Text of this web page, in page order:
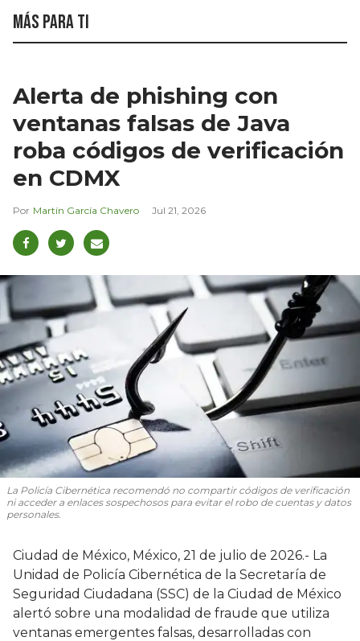
Más para ti
Alerta de phishing con
ventanas falsas de Java
roba códigos de verificación
en CDMX
Martín García Chavero Jul 21, 2026
La Policía Cibernética recomendó no compartir códigos de verificación
ni acceder a enlaces sospechosos para evitar el robo de cuentas y datos
personales.
Ciudad de México, México, 21 de julio de 2026.- La
Unidad de Policía Cibernética de la Secretaría de
Seguridad Ciudadana (SSC) de la Ciudad de México
alertó sobre una modalidad de fraude que utiliza
ventanas emergentes falsas, desarrolladas con